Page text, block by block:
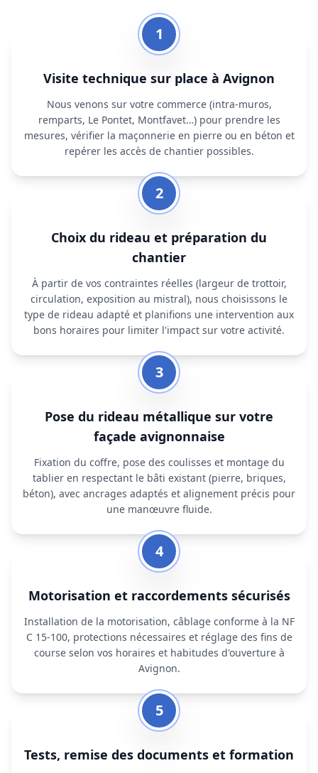
1
Visite technique sur place à Avignon
Nous venons sur votre commerce (intra‑muros,
remparts, Le Pontet, Montfavet…) pour prendre les
mesures, vérifier la maçonnerie en pierre ou en béton et
repérer les accès de chantier possibles.
2
Choix du rideau et préparation du
chantier
À partir de vos contraintes réelles (largeur de trottoir,
circulation, exposition au mistral), nous choisissons le
type de rideau adapté et planifions une intervention aux
bons horaires pour limiter l'impact sur votre activité.
3
Pose du rideau métallique sur votre
façade avignonnaise
Fixation du coffre, pose des coulisses et montage du
tablier en respectant le bâti existant (pierre, briques,
béton), avec ancrages adaptés et alignement précis pour
une manœuvre fluide.
4
Motorisation et raccordements sécurisés
Installation de la motorisation, câblage conforme à la NF
C 15‑100, protections nécessaires et réglage des fins de
course selon vos horaires et habitudes d'ouverture à
Avignon.
5
Tests, remise des documents et formation